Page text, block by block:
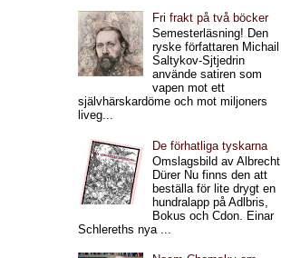
Fri frakt på två böcker
Semesterläsning! Den
ryske författaren Michail
Saltykov-Sjtjedrin
använde satiren som
vapen mot ett
självhärskardöme och mot miljoners
liveg...
De förhatliga tyskarna
Omslagsbild av Albrecht
Dürer Nu finns den att
beställa för lite drygt en
hundralapp på Adlbris,
Bokus och Cdon. Einar
Schlereths nya ...